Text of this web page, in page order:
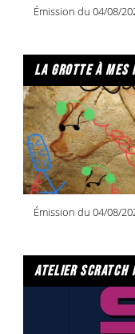
Émission du 04/08/
la grotte à mes
Émission du 04/08/
atelier scratch